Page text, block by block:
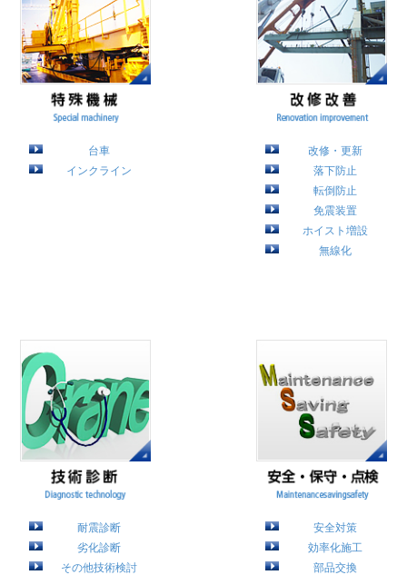
台車
インクライン
改修・更新
落下防止
転倒防止
免震装置
ホイスト増設
無線化
耐震診断
劣化診断
その他技術検討
安全対策
効率化施工
部品交換